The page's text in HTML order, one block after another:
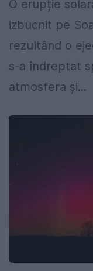
O erupție
izbucnit pe
rezultând o
s-a îndreptat
atmosfera și...